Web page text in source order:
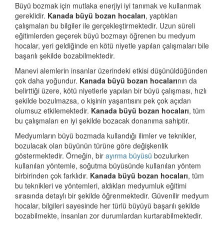
Büyü bozmak için mutlaka enerjiyi iyi tanımak ve kullanmak
gereklidir. Kanada büyü bozan hocaları, yaptıkları
çalışmaları bu bilgiler ile gerçekleştirmektedir. Uzun süreli
eğitimlerden geçerek büyü bozmayı öğrenen bu medyum
hocalar, yeri geldiğinde en kötü niyetle yapılan çalışmaları bile
başarılı şekilde bozabilmektedir.
Manevi alemlerin insanlar üzerindeki etkisi düşünüldüğünden
çok daha yoğundur. Kanada büyü bozan hocalarının da
belirttiği üzere, kötü niyetlerle yapılan bir büyü çalışması, hızlı
şekilde bozulmazsa, o kişinin yaşantısını pek çok açıdan
olumsuz etkilemektedir. Kanada büyü bozan hocaları, tüm
bu çalışmaları en iyi şekilde bozacak donanıma sahiptir.
Medyumların büyü bozmada kullandığı ilimler ve teknikler,
bozulacak olan büyünün türüne göre değişkenlik
göstermektedir. Örneğin, bir ayırma büyüsü bozulurken
kullanılan yöntemle, soğutma büyüsünde kullanılan yöntem
birbirinden çok farklıdır. Kanada büyü bozan hocaları, tüm
bu teknikleri ve yöntemleri, aldıkları medyumluk eğitimi
sırasında detaylı bir şekilde öğrenmektedir. Güvenilir medyum
hocalar, bilgileri sayesinde her türlü büyüyü başarılı şekilde
bozabilmekte, insanları zor durumlardan kurtarabilmektedir.